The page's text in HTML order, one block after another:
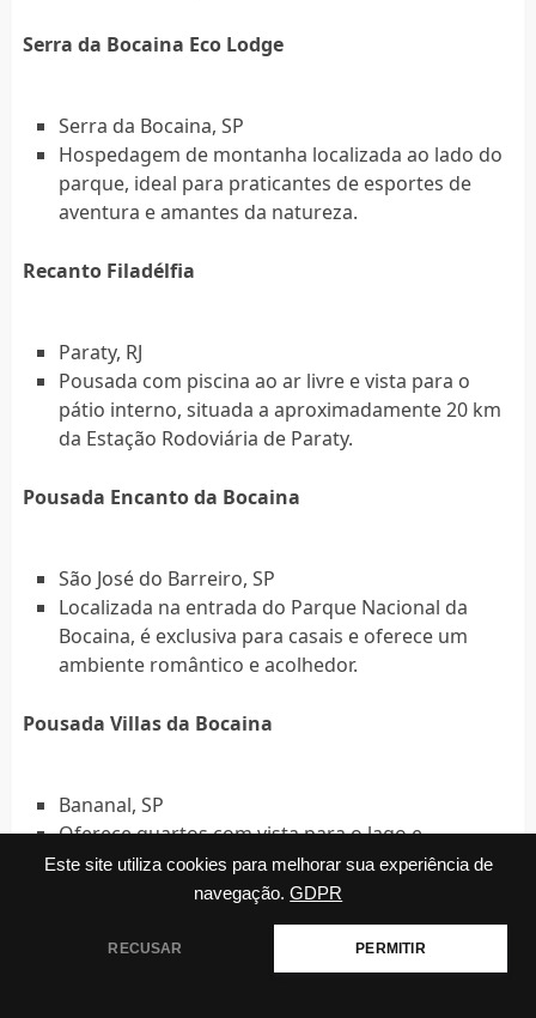
Este site utiliza cookies para melhorar sua experiência de
navegação. GDPR
RECUSAR PERMITIR
Serra da Bocaina Eco Lodge
Serra da Bocaina, SP
Hospedagem de montanha localizada ao lado do
parque, ideal para praticantes de esportes de
aventura e amantes da natureza.
Recanto Filadélfia
Paraty, RJ
Pousada com piscina ao ar livre e vista para o
pátio interno, situada a aproximadamente 20 km
da Estação Rodoviária de Paraty.
Pousada Encanto da Bocaina
São José do Barreiro, SP
Localizada na entrada do Parque Nacional da
Bocaina, é exclusiva para casais e oferece um
ambiente romântico e acolhedor.
Pousada Villas da Bocaina
Bananal, SP
Oferece quartos com vista para o lago e
proximidade com as cachoeiras do Mimoso e da
Onça, ideal para quem busca tranquilidade.
Rancho Lua Branca